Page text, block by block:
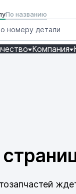
По названию
Компания